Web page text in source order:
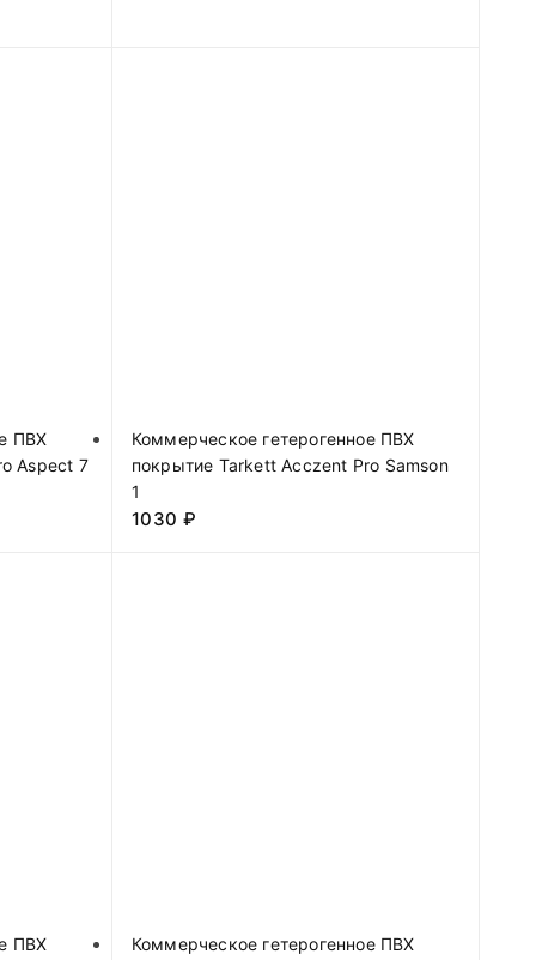
ПВХ
Aspect 7
Коммерческое гетерогенное ПВХ
покрытие Tarkett Acczent Pro Samson
1
1030₽
ПВХ Коммерческое гетерогенное ПВХ